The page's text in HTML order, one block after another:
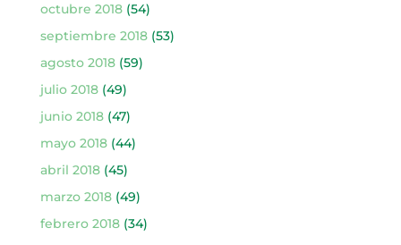
octubre 2018(54)
septiembre 2018(53)
agosto 2018(59)
julio 2018(49)
junio 2018(47)
mayo 2018(44)
abril 2018(45)
marzo 2018(49)
febrero 2018(34)